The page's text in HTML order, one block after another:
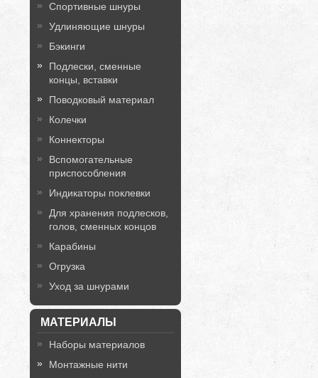
Спортивные шнуры
Удлиняющие шнуры
Бэкинги
Подлески, сменные
концы, вставки
Поводковый материал
Колечки
Коннекторы
Вспомогательные
приспособления
Индикаторы поклевки
Для хранения подлесков,
голов, сменных концов
Карабины
Огрузка
Уход за шнурами
МАТЕРИАЛЫ
Наборы материалов
Монтажные нити